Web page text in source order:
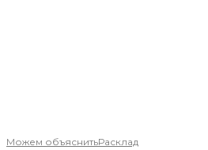
Можем объяснитьРасклад